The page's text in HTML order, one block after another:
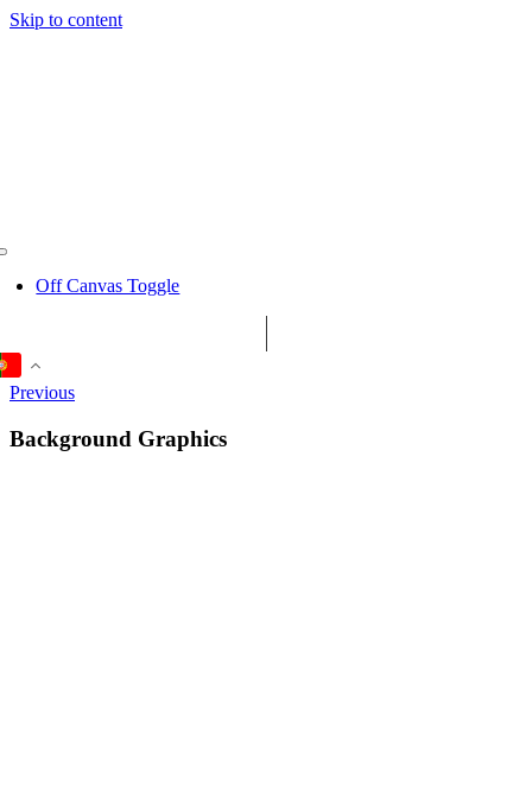
Skip to content
Off Canvas Toggle
Previous
Background Graphics